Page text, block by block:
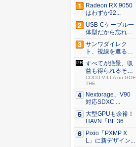
Radeon RX 9050
はわずか92...
USB-Cケーブル一
体型だから忘れな
い！...
サンワダイレク
ト、視線を遮るフ
ェルト製デ...
すべてが絶景、収
益も得られるその
仕組みと...
COCO VILLA on GOE
THE
Nextorage、V90
対応SDXC ...
大型GPUも余裕！
HAVN「BF 36...
Pixio「PXMP X
L」に新デザイン...